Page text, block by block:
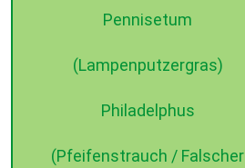
Pennisetum
(Lampenputzergras)
Philadelphus
(Pfeifenstrauch / Falscher